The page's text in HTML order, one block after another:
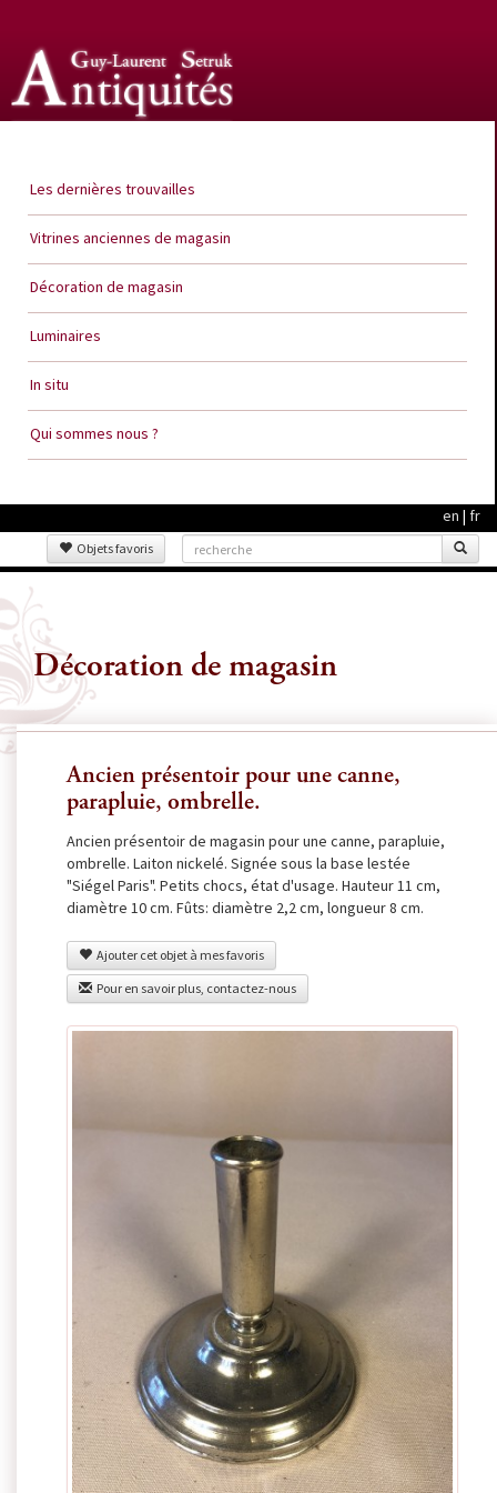
Les dernières trouvailles
Vitrines anciennes de magasin
Décoration de magasin
Luminaires
In situ
Qui sommes nous ?
en | fr
Objets favoris
Décoration de magasin
Ancien présentoir pour une canne,
parapluie, ombrelle.
Ancien présentoir de magasin pour une canne, parapluie,
ombrelle. Laiton nickelé. Signée sous la base lestée
"Siégel Paris". Petits chocs, état d'usage. Hauteur 11 cm,
diamètre 10 cm. Fûts: diamètre 2,2 cm, longueur 8 cm.
Ajouter cet objet à mes favoris
Pour en savoir plus, contactez-nous